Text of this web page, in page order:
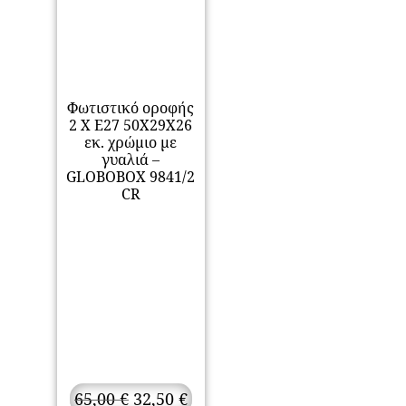
Φωτιστικό οροφής
2 Χ Ε27 50Χ29Χ26
εκ. χρώμιο με
γυαλιά –
GLOBOBOX 9841/2
CR
65,00€ Original
32,50 €Η